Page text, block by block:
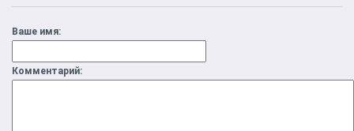
Ваше имя:
Комментарий: